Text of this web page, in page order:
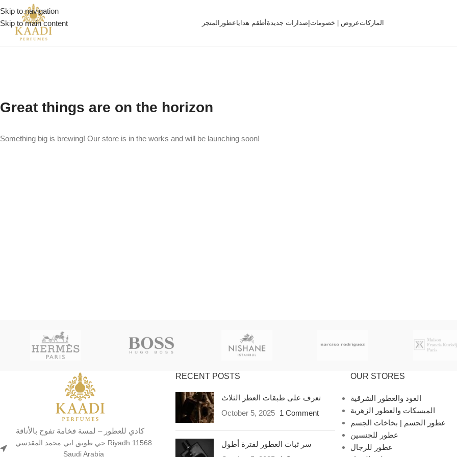
Skip to navigation
Skip to main content
المتجر عطورأطقم هدايا إصدارات جديدة عروض | خصوماتالماركات
Great things are on the horizon
Something big is brewing! Our store is in the works and will be launching soon!
كادي للعطور – لمسة فخامة تفوح بالأناقة
حي طويق ابي محمد المقدسي Riyadh 11568
Saudi Arabia
RECENT POSTS
تعرف على طبقات العطر الثلاث
October 5, 2025
1 Comment
سر ثبات العطور لفترة أطول
OUR STORES
العود والعطور الشرقية
الميسكات والعطور الزهرية
عطور الجسم | بخاخات الجسم
عطور للجنسين
عطور للرجال